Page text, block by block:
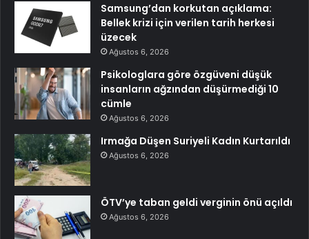
Samsung’dan korkutan açıklama:
Bellek krizi için verilen tarih herkesi
üzecek
Ağustos 6, 2026
Psikologlara göre özgüveni düşük
insanların ağzından düşürmediği 10
cümle
Ağustos 6, 2026
Irmağa Düşen Suriyeli Kadın Kurtarıldı
Ağustos 6, 2026
ÖTV’ye taban geldi verginin önü açıldı
Ağustos 6, 2026